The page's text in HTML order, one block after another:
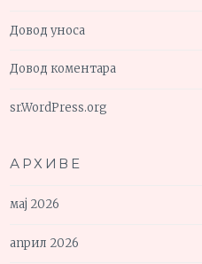
Довод уноса
Довод коментара
sr.WordPress.org
АРХИВЕ
мај 2026
април 2026